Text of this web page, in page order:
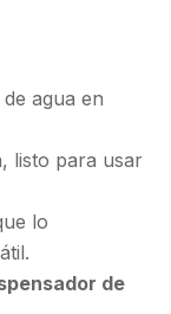
agua en
listo para usar
lo
de